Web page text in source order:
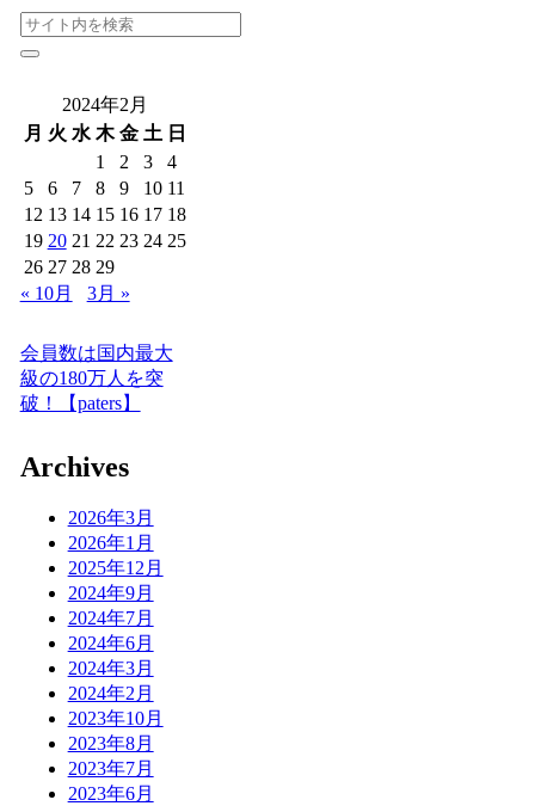
2024年2月
月 火 水 木 金 土 日
1
2 3
4
5
6 7 8 9 10 11
12 13 14 15 16 17 18
19 20 21 22 23 24 25
26 27 28 29
« 10月
3月 »
会員数は国内最大
級の180万人を突
破！【paters】
Archives
2026年3月
2026年1月
2025年12月
2024年9月
2024年7月
2024年6月
2024年3月
2024年2月
2023年10月
2023年8月
2023年7月
2023年6月